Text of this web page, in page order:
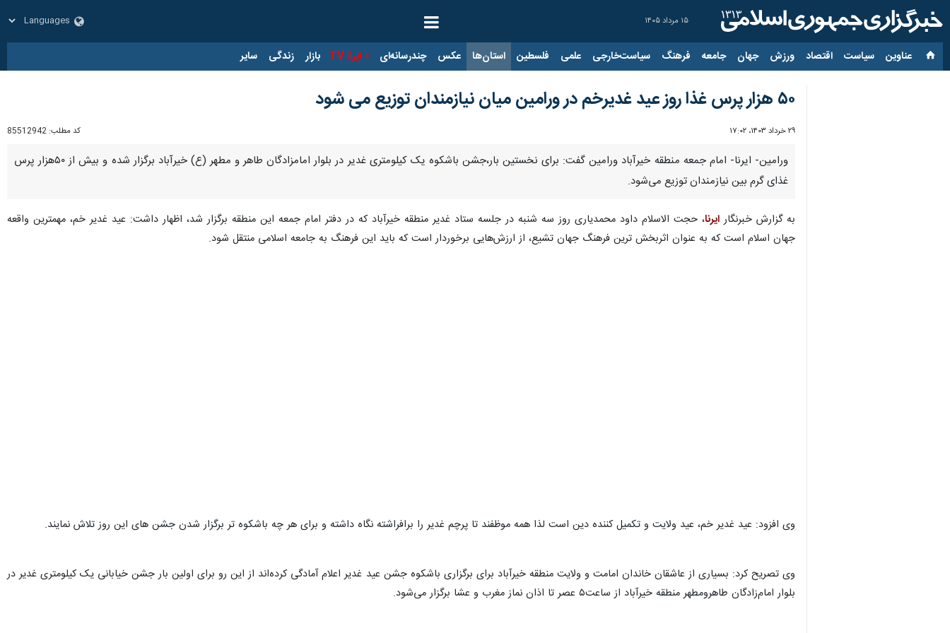
۱۵ مرداد ۱۴۰۵
عناوین‌ سیاست اقتصاد ورزش جهان جامعه فرهنگ سیاست‌خارجی علمی فلسطین استان‌ها عکس چندرسانه‌ای ایرنا TV بازار زندگی سایر
۵۰ هزار پرس غذا روز عید غدیرخم در ورامین میان نیازمندان توزیع می شود
۲۹ خرداد ۱۴۰۳، ۱۷:۰۲ کد مطلب: 85512942
ورامین- ایرنا- امام جمعه منطقه خیرآباد ورامین گفت: برای نخستین بار،جشن باشکوه یک کیلومتری غدیر در بلوار امامزادگان طاهر و مطهر (ع) خیرآباد برگزار شده و بیش از ۵۰هزار پرس
غذای گرم بین نیازمندان توزیع می‌شود.
به گزارش خبرنگار ایرنا، حجت الاسلام داود محمدیاری روز سه شنبه در جلسه ستاد غدیر منطقه خیرآباد که در دفتر امام جمعه این منطقه برگزار شد، اظهار داشت: عید غدیر خم، مهمترین واقعه
جهان اسلام است که به عنوان اثربخش ترین فرهنگ جهان تشیع، از ارزش‌هایی برخوردار است که باید این فرهنگ به جامعه اسلامی منتقل شود.
وی افزود: عید غدیر خم، عید ولایت و تکمیل کننده دین است لذا همه موظفند تا پرچم غدیر را برافراشته نگاه داشته و برای هر چه باشکوه تر برگزار شدن جشن های این روز تلاش نمایند.
وی تصریح کرد: بسیاری از عاشقان خاندان امامت و ولایت منطقه خیرآباد برای برگزاری باشکوه جشن عید غدیر اعلام آمادگی کرده‌اند از این رو برای اولین بار جشن خیابانی یک کیلومتری غدیر در
بلوار امام‌زادگان طاهرومطهر منطقه خیرآباد از ساعت۵ عصر تا اذان نماز مغرب و عشا برگزار می‌شود.